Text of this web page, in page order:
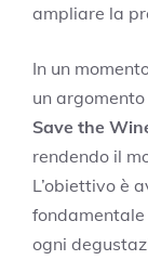
ampliare la
In un
un
Save the
rendendo il
L’obiettivo è
ogni